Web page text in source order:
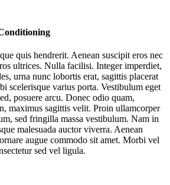
quis hendrerit. Aenean suscipit eros nec
ultrices. Nulla facilisi. Integer imperdiet,
urna nunc lobortis erat, sagittis placerat
scelerisque varius porta. Vestibulum eget
posuere arcu. Donec odio quam,
maximus sagittis velit. Proin ullamcorper
sed fringilla massa vestibulum. Nam in
malesuada auctor viverra. Aenean
augue commodo sit amet. Morbi vel
sed vel ligula.